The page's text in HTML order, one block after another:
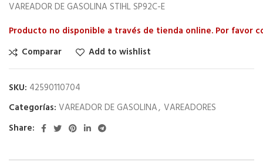
VAREADOR DE GASOLINA STIHL SP92C-E
Producto no disponible a través de tienda online. Por favor
Comparar
Add to wishlist
SKU: 42590110704
Categorías: VAREADOR DE GASOLINA, VAREADORES
Share: